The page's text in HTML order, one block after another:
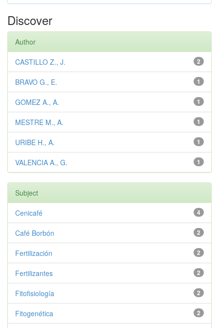
Discover
Author
2
CASTILLO Z., J.
1
BRAVO G., E.
1
GOMEZ A., A.
1
MESTRE M., A.
1
URIBE H., A.
1
VALENCIA A., G.
Subject
4
Cenicafé
2
Café Borbón
2
Fertilización
2
Fertilizantes
2
Fitofisiología
2
Fitogenética